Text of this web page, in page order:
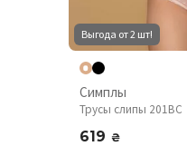
Выгода от 2 шт!
Симплы
Трусы слипы 201BC
619 ₴